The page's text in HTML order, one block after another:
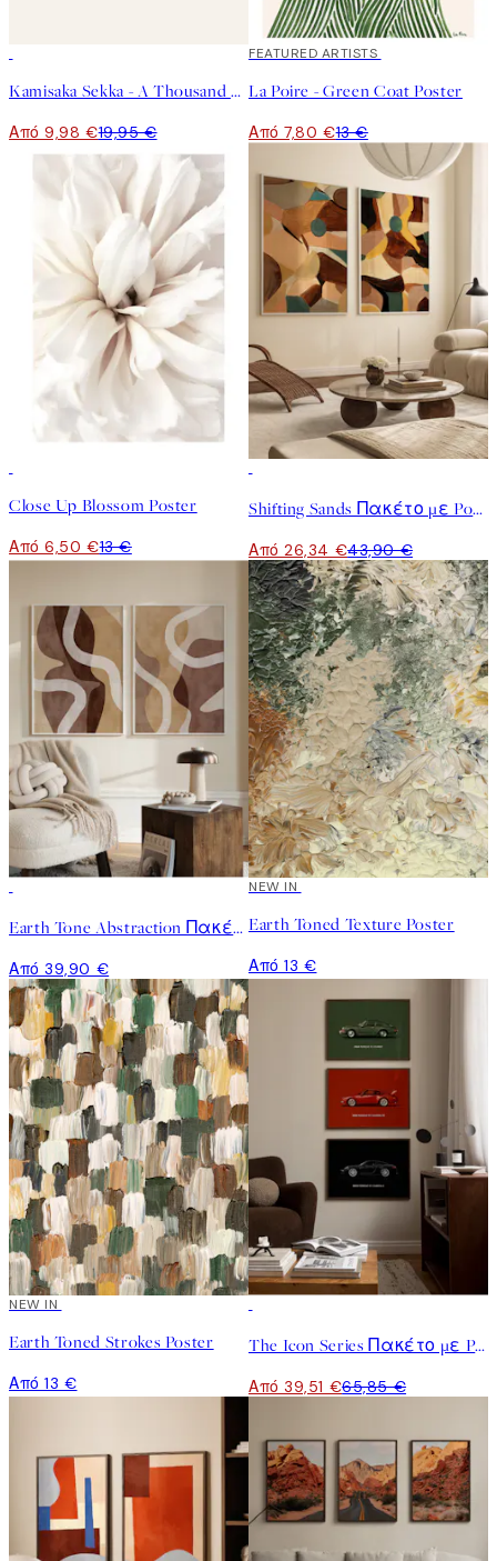
Kamisaka Sekka - A Thousand Grasses Pl.09 Poster
Από 9,98 €19,95 €
40%*
FEATURED ARTISTS
La Poire - Green Coat Poster
Από 7,80 €13 €
Close Up Blossom Poster
Από 6,50 €13 €
Shifting Sands Πακέτο με Poster
Από 26,34 €43,90 €
Earth Tone Abstraction Πακέτο με Poster
Από 39,90 €
NEW IN
Earth Toned Texture Poster
Από 13 €
NEW IN
Earth Toned Strokes Poster
Από 13 €
The Icon Series Πακέτο με Poster
Από 39,51 €65,85 €